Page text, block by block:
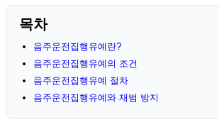
목차
음주운전집행유예란?
음주운전집행유예의 조건
음주운전집행유예 절차
음주운전집행유예와 재범 방지